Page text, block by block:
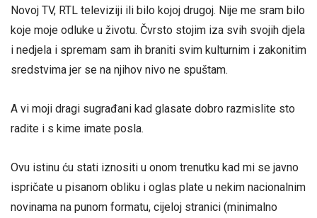
Novoj TV, RTL televiziji ili bilo kojoj drugoj. Nije me sram bilo
koje moje odluke u životu. Čvrsto stojim iza svih svojih djela
i nedjela i spremam sam ih braniti svim kulturnim i zakonitim
sredstvima jer se na njihov nivo ne spuštam.
A vi moji dragi sugrađani kad glasate dobro razmislite sto
radite i s kime imate posla.
Ovu istinu ću stati iznositi u onom trenutku kad mi se javno
ispričate u pisanom obliku i oglas plate u nekim nacionalnim
novinama na punom formatu, cijeloj stranici (minimalno